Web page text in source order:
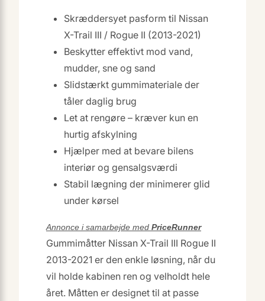
Skræddersyet pasform til Nissan
X-Trail III / Rogue II (2013-2021)
Beskytter effektivt mod vand,
mudder, sne og sand
Slidstærkt gummimateriale der
tåler daglig brug
Let at rengøre – kræver kun en
hurtig afskylning
Hjælper med at bevare bilens
interiør og gensalgsværdi
Stabil lægning der minimerer glid
under kørsel
Annonce i samarbejde med PriceRunner
Gummimåtter Nissan X-Trail III Rogue II
2013-2021 er den enkle løsning, når du
vil holde kabinen ren og velholdt hele
året. Måtten er designet til at passe